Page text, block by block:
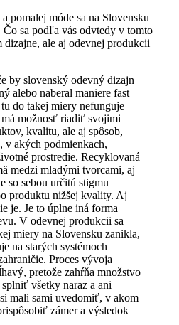
pomalej móde sa na Slovensku
sa podľa vás odvtedy v tomto
dizajne, ale aj odevnej produkcii
by slovenský odevný dizajn
alebo naberal maniere fast
do takej miery nefunguje
možnosť riadiť svojimi
kvalitu, ale aj spôsob,
v akých podmienkach,
prostredie. Recyklovaná
medzi mladými tvorcami, aj
so sebou určitú stigmu
produktu nižšej kvality. Aj
je. Je to úplne iná forma
V odevnej produkcii sa
miery na Slovensku zanikla,
na starých systémoch
Proces vývoja
pretože zahŕňa množstvo
všetky naraz a ani
mali sami uvedomiť, v akom
zámer a výsledok